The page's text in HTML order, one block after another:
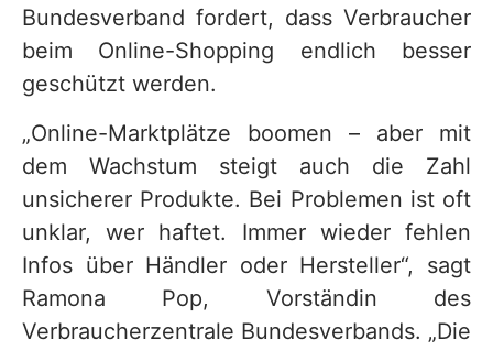
Bundesverband fordert, dass Verbraucher
beim Online-Shopping endlich besser
geschützt werden.
„Online-Marktplätze boomen – aber mit
dem Wachstum steigt auch die Zahl
unsicherer Produkte. Bei Problemen ist oft
unklar, wer haftet. Immer wieder fehlen
Infos über Händler oder Hersteller“, sagt
Ramona Pop, Vorständin des
Verbraucherzentrale Bundesverbands. „Die